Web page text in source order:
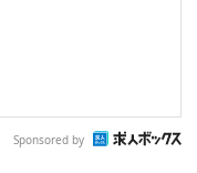
Sponsored by